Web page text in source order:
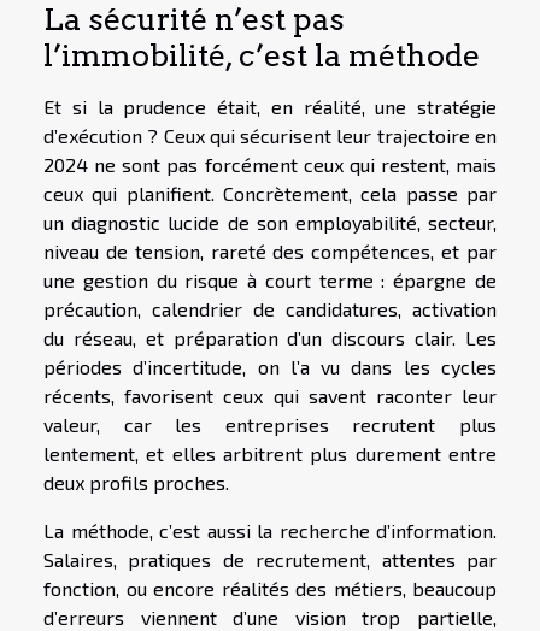
La sécurité n’est pas
l’immobilité, c’est la méthode
Et si la prudence était, en réalité, une stratégie
d’exécution ? Ceux qui sécurisent leur trajectoire en
2024 ne sont pas forcément ceux qui restent, mais
ceux qui planifient. Concrètement, cela passe par
un diagnostic lucide de son employabilité, secteur,
niveau de tension, rareté des compétences, et par
une gestion du risque à court terme : épargne de
précaution, calendrier de candidatures, activation
du réseau, et préparation d’un discours clair. Les
périodes d’incertitude, on l’a vu dans les cycles
récents, favorisent ceux qui savent raconter leur
valeur, car les entreprises recrutent plus
lentement, et elles arbitrent plus durement entre
deux profils proches.
La méthode, c’est aussi la recherche d’information.
Salaires, pratiques de recrutement, attentes par
fonction, ou encore réalités des métiers, beaucoup
d’erreurs viennent d’une vision trop partielle,